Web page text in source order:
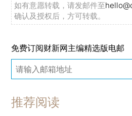
如有意愿转载，请发邮件至
确认及授权后，方可转载。
免费订阅财新网主编精选版电邮
推荐阅读